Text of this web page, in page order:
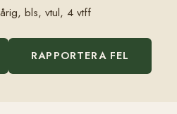
bls, vtul, 4 vtff
RAPPORTERA FEL